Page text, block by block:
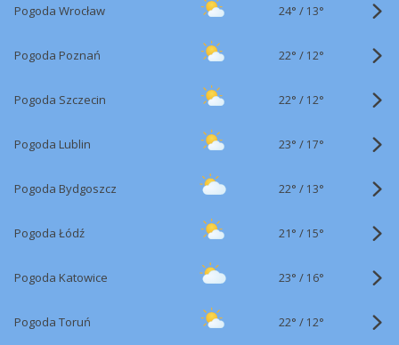
Pogoda Wrocław 24° / 13°
Pogoda Poznań 22° / 12°
Pogoda Szczecin 22° / 12°
Pogoda Lublin 23° / 17°
Pogoda Bydgoszcz 22° / 13°
Pogoda Łódź 21° / 15°
Pogoda Katowice 23° / 16°
Pogoda Toruń 22° / 12°